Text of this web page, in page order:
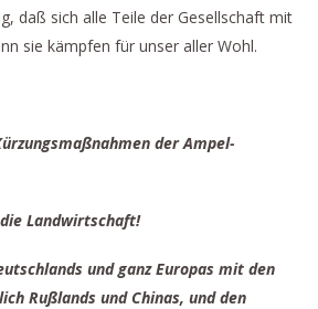
daß sich alle Teile der Gesellschaft mit
sie kämpfen für unser aller Wohl.
der Ampel-
Landwirtschaft!
und ganz Europas mit den
Rußlands und Chinas, und den